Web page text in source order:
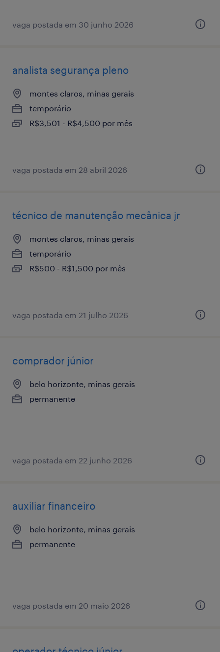
vaga postada em 30 junho 2026
analista segurança pleno
montes claros, minas gerais
temporário
R$3,501 - R$4,500 por mês
vaga postada em 28 abril 2026
técnico de manutenção mecânica jr
montes claros, minas gerais
temporário
R$500 - R$1,500 por mês
vaga postada em 21 julho 2026
comprador júnior
belo horizonte, minas gerais
permanente
vaga postada em 22 junho 2026
auxiliar financeiro
belo horizonte, minas gerais
permanente
vaga postada em 20 maio 2026